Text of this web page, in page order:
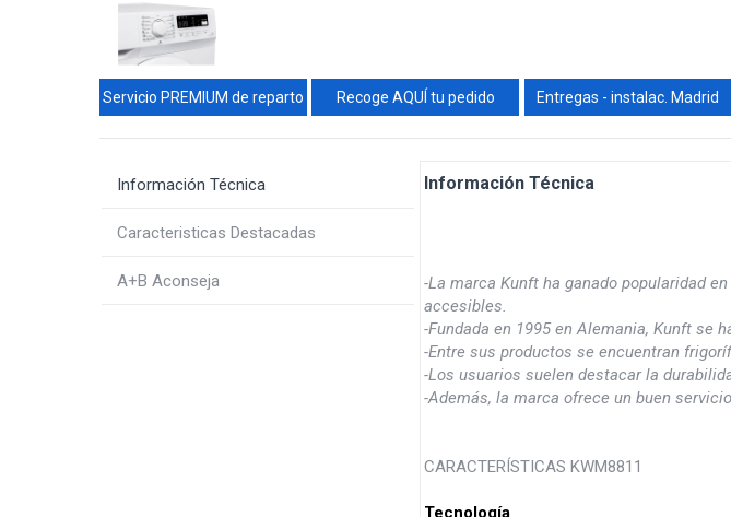
Servicio PREMIUM de reparto Recoge AQUÍ tu pedido Entregas - instalac. Madrid
Información Técnica
Caracteristicas Destacadas
A+B Aconseja
Información Técnica
-La marca Kunft ha ganado popularidad
accesibles.
-Fundada en 1995 en Alemania, Kunft se
-Entre sus productos se encuentran
-Los usuarios suelen destacar la
-Además, la marca ofrece un buen
CARACTERÍSTICAS KWM8811
Tecnología